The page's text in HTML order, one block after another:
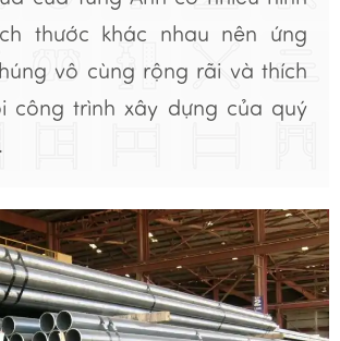
thước khác nhau nên ứng
vô cùng rộng rãi và thích
công trình xây dựng của quý